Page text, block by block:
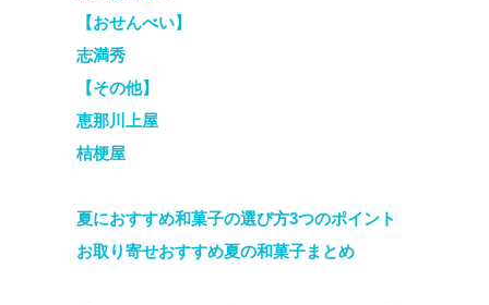
【おせんべい】
志満秀
【その他】
恵那川上屋
桔梗屋
夏におすすめ和菓子の選び方3つのポイント
お取り寄せおすすめ夏の和菓子まとめ